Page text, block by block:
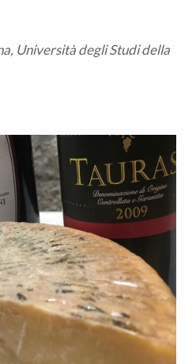
Università degli Studi della